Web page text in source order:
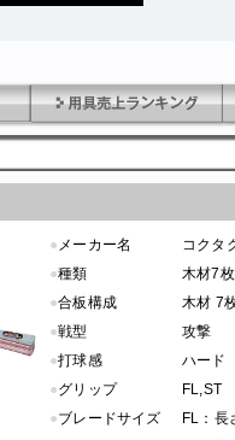
● メーカー名
コクタ
●種類
木材7枚
●合板構成
木材 7
●戦型
攻撃
●打球感
ハード
●グリップ
FL,ST
●ブレードサイズ
FL：長